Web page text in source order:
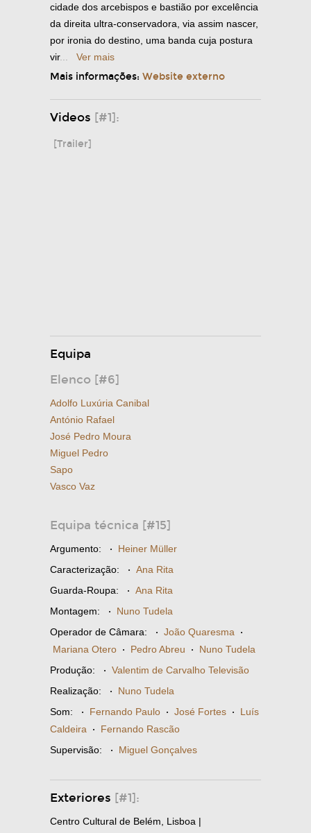
cidade dos arcebispos e bastião por excelência
da direita ultra-conservadora, via assim nascer,
por ironia do destino, uma banda cuja postura
vir... Ver mais
Mais informações: Website externo
Videos [#1]:
[Trailer]
Equipa
Elenco [#6]
Adolfo Luxúria Canibal
António Rafael
José Pedro Moura
Miguel Pedro
Sapo
Vasco Vaz
Equipa técnica [#15]
Argumento: · Heiner Müller
Caracterização: · Ana Rita
Guarda-Roupa: · Ana Rita
Montagem: · Nuno Tudela
Operador de Câmara: · João Quaresma ·
Mariana Otero · Pedro Abreu · Nuno Tudela
Produção: · Valentim de Carvalho Televisão
Realização: · Nuno Tudela
Som: · Fernando Paulo · José Fortes · Luís
Caldeira · Fernando Rascão
Supervisão: · Miguel Gonçalves
Exteriores [#1]:
Centro Cultural de Belém, Lisboa |